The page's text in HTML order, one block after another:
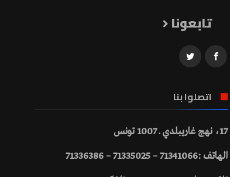
تابعونا
اتصلوا بنا
17، نهج غاريبلدي ـ 1007 تونس
الهاتف :71341066 – 71335025 – 71336386